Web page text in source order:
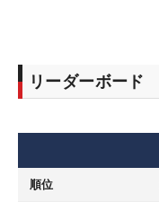
リーダーボード
順位